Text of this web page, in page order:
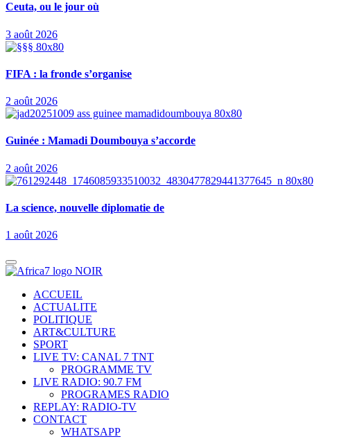
Ceuta, ou le jour où
3 août 2026
FIFA : la fronde s’organise
2 août 2026
Guinée : Mamadi Doumbouya s’accorde
2 août 2026
La science, nouvelle diplomatie de
1 août 2026
ACCUEIL
ACTUALITE
POLITIQUE
ART&CULTURE
SPORT
LIVE TV: CANAL 7 TNT
PROGRAMME TV
LIVE RADIO: 90.7 FM
PROGRAMES RADIO
REPLAY: RADIO-TV
CONTACT
WHATSAPP